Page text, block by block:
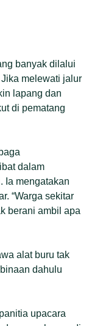
banyak dilalui
melewati jalur
lapang dan
di pematang
dalam
Ia mengatakan
“Warga sekitar
berani ambil apa
alat buru tak
dahulu
upacara